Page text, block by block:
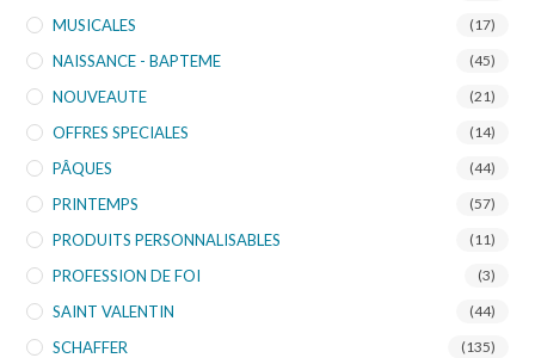
MUSICALES (17)
NAISSANCE - BAPTEME (45)
NOUVEAUTE (21)
OFFRES SPECIALES (14)
PÂQUES (44)
PRINTEMPS (57)
PRODUITS PERSONNALISABLES (11)
PROFESSION DE FOI (3)
SAINT VALENTIN (44)
SCHAFFER (135)